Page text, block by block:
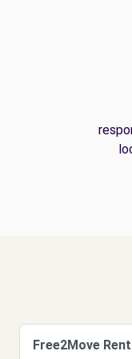
Free2Move Rent